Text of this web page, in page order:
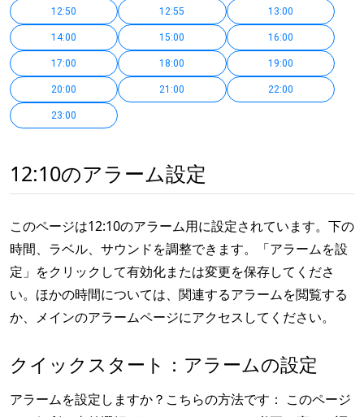
12:50 12:55 13:00
14:00 15:00 16:00
17:00 18:00 19:00
20:00 21:00 22:00
23:00
12:10のアラーム設定
このページは12:10のアラーム用に設定されています。下の
時間、ラベル、サウンドを調整できます。「アラームを設
定」をクリックして有効化または変更を保存してくださ
い。ほかの時間については、関連するアラームを閲覧する
か、メインのアラームページにアクセスしてください。
クイックスタート：アラームの設定
アラームを設定しますか？こちらの方法です： このページ